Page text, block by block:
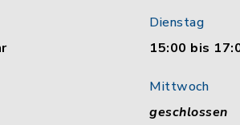
Dienstag
15:00 bis
Mittwoch
geschlossen